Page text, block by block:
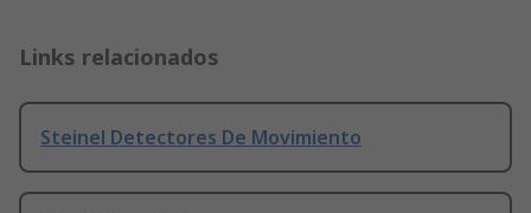
Links relacionados
Steinel Detectores De Movimiento